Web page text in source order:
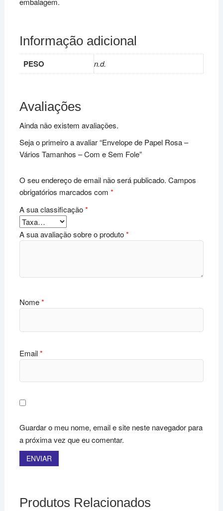
Informação adicional
PESO n.d.
Avaliações
Ainda não existem avaliações.
Seja o primeiro a avaliar “Envelope de Papel Rosa –
Vários Tamanhos – Com e Sem Fole”
O seu endereço de email não será publicado. Campos
obrigatórios marcados com *
A sua classificação*
A sua avaliação sobre o produto*
Nome*
Email*
Guardar o meu nome, email e site neste navegador para
a próxima vez que eu comentar.
Produtos Relacionados